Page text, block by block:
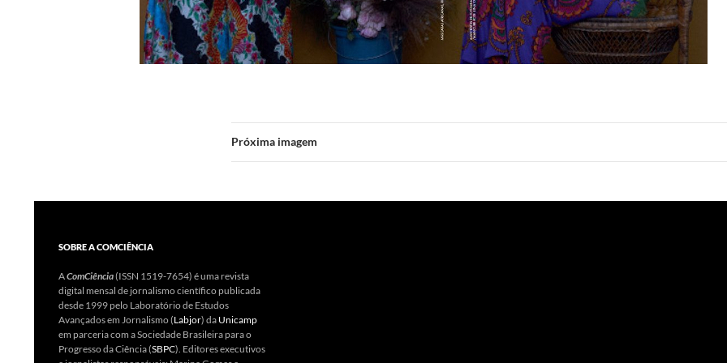
Próxima imagem
SOBRE A COMCIÊNCIA
AComCiência(ISSN 1519-7654) é uma revista
digital mensal de jornalismo científico publicada
desde 1999 pelo Laboratório de Estudos
Avançados em Jornalismo (Labjor) da Unicamp
em parceria com a Sociedade Brasileira para o
Progresso da Ciência (SBPC). Editores executivos